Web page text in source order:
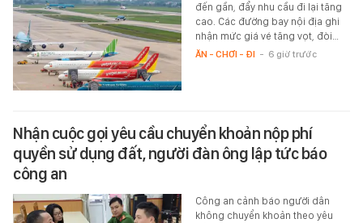
đến gần, đẩy nhu cầu đi lại tăng
cao. Các đường bay nội địa ghi
nhận mức giá vé tăng vọt, đòi…
ĂN - CHƠI - ĐI - 6 giờ trước
Nhận cuộc gọi yêu cầu chuyển khoản nộp phí
quyền sử dụng đất, người đàn ông lập tức báo
công an
Công an cảnh báo người dân
không chuyển khoản theo yêu